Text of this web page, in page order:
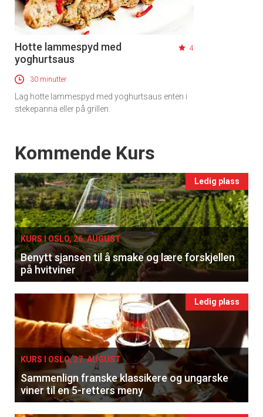
Hotte lammespyd med
yoghurtsaus
4
30 minutter
Lag hotte lammespyd med yoghurtsaus enten i
stekepanna eller på grillen.
Events
Kommende Kurs
Ledig plass
KURS I OSLO, 26. AUGUST
Benytt sjansen til å smake og lære forskjellen
på hvitviner
Ledig plass
KURS I OSLO, 27. AUGUST
Sammenlign franske klassikere og ungarske
viner til en 5-retters meny